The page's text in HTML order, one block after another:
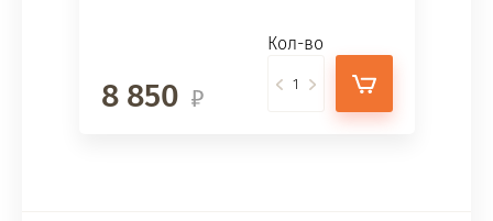
8 850
Кол-во